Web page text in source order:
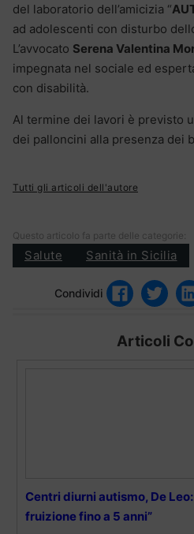
del laboratorio dell’amicizia “
ad adolescenti con disturbo
L’avvocato Serena Valentina
impegnata nel sociale ed
con disabilità.
Al termine dei lavori è previsto
dei palloncini alla presenza dei
Tutti gli articoli dell'autore
Questo articolo fa parte delle categorie:
Salute Sanità in Sicilia
Condividi
Articoli
Centri diurni autismo, De
fruizione fino a 5 anni”